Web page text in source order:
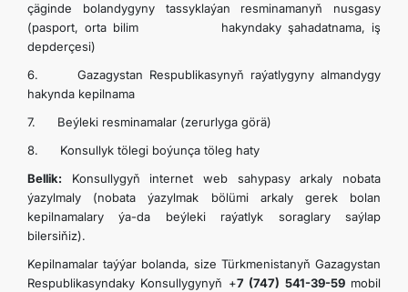
ARAGATNAŞYK
RESMINAMALAR
DYNÇ ALYŞ, BAÝRAMÇYLYK WE HATYRA GÜNLERI
çäginde bolandygyny tassyklaýan resminamanyň nusgasy
(pasport, orta bilim hakyndaky şahadatnama, iş
depderçesi)
6. Gazagystan Respublikasynyň raýatlygyny almandygy
hakynda kepilnama
7. Beýleki resminamalar (zerurlyga görä)
8. Konsullyk tölegi boýunça töleg haty
Bellik: Konsullygyň internet web sahypasy arkaly nobata
ýazylmaly (nobata ýazylmak bölümi arkaly gerek bolan
kepilnamalary ýa-da beýleki raýatlyk soraglary saýlap
bilersiňiz).
Kepilnamalar taýýar bolanda, size Türkmenistanyň Gazagystan
Respublikasyndaky Konsullygynyň +7 (747) 541-39-59mobil